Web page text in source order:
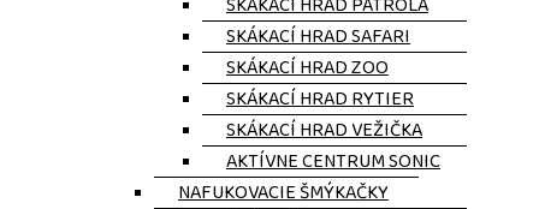
SKÁKACÍ HRAD SAFARI
SKÁKACÍ HRAD ZOO
SKÁKACÍ HRAD RYTIER
SKÁKACÍ HRAD VEŽIČKA
AKTÍVNE CENTRUM SONIC
NAFUKOVACIE ŠMÝKAČKY